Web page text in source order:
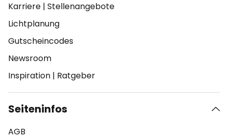
Karriere | Stellenangebote
Lichtplanung
Gutscheincodes
Newsroom
Inspiration | Ratgeber
Seiteninfos
AGB